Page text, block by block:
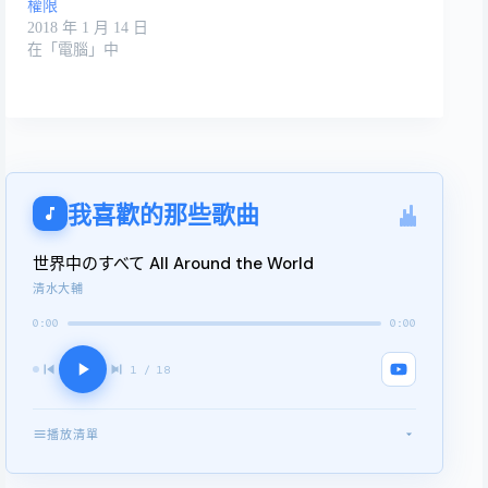
權限
2018 年 1 月 14 日
在「電腦」中
我喜歡的那些歌曲
世界中のすべて All Around the World
清水大輔
0:00 0:00
1 / 18
播放清單
1世界中のすべて All Around the World